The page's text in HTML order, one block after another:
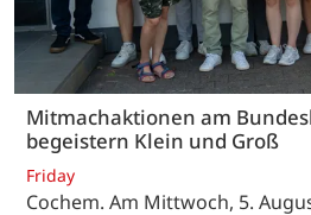
Mitmachaktionen am
begeistern Klein und Groß
Friday
Cochem. Am Mittwoch, 5.